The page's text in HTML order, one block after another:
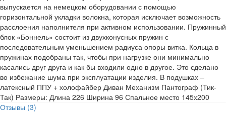
выпускается на немецком оборудовании с помощью
горизонтальной укладки волокна, которая исключает возможность
расслоения наполнителя при активном использовании. Пружинный
блок «Боннель» состоит из двухконусных пружин с
последовательным уменьшением радиуса опоры витка. Кольца в
пружинах подобраны так, чтобы при нагрузке они минимально
касались друг друга и как бы входили одно в другое. Это сделано
во избежание шума при эксплуатации изделия. В подушках –
латексный ППУ + холофайбер Диван Механизм Пантограф (Тик-
Так) Размеры: Длина 226 Ширина 96 Спальное место 145х200
Отзывы (3)